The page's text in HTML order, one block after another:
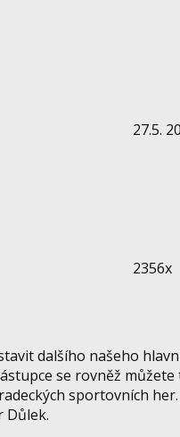
27.5.
2356x
dalšího našeho
se rovněž můžete
sportovních her.
Důlek.